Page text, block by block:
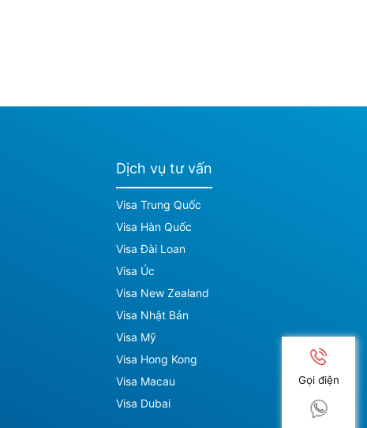
Dịch vụ tư vấn
Visa Trung Quốc
Visa Hàn Quốc
Visa Đài Loan
Visa Úc
Visa New Zealand
Visa Nhật Bản
Visa Mỹ
Visa Hong Kong
Visa Macau
Visa Dubai
Gọi điện